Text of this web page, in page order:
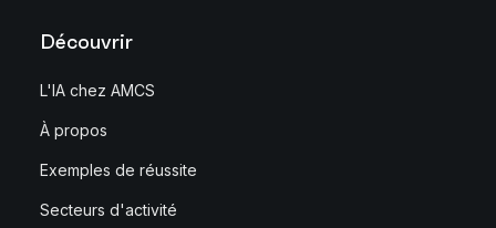
Découvrir
L'IA chez AMCS
À propos
Exemples de réussite
Secteurs d'activité